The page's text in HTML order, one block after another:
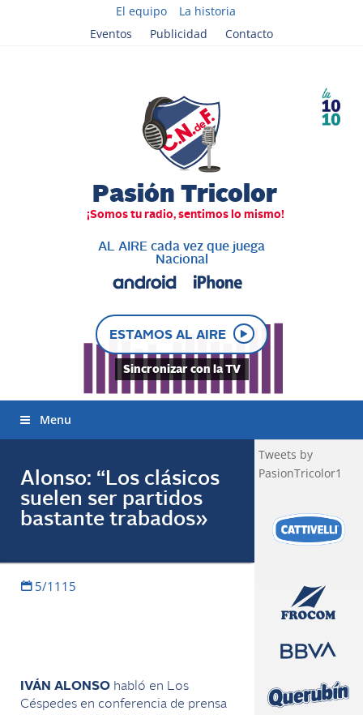
El equipo
La historia
Eventos
Publicidad Contacto
AL AIRE cada vez que juega
Nacional
ESTAMOS AL AIRE
Sincronizar con la TV
Menu
Alonso: “Los clásicos
suelen ser partidos
bastante trabados»
5/1115
IVÁN ALONSO habló en Los
Céspedes en conferencia de prensa
Tweets by
PasionTricolor1